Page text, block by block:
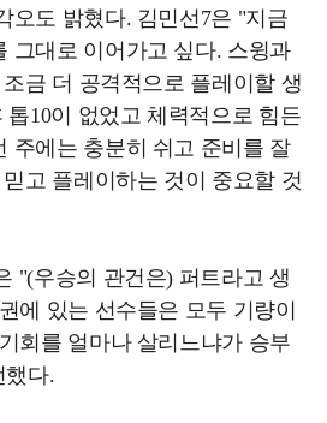
오도 밝혔다. 김민선7은 "지금
그대로 이어가고 싶다. 스윙과
금 더 공격적으로 플레이할 생
10이 없었고 체력적으로 힘든
주에는 충분히 쉬고 준비를 잘
고 플레이하는 것이 중요할 것
"(우승의 관건은) 퍼트라고 생
에 있는 선수들은 모두 기량이
회를 얼마나 살리느냐가 승부
했다.